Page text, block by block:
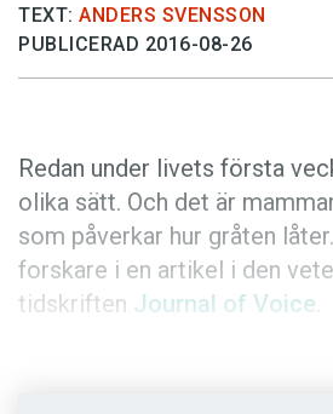
Prenumerera
Läs Språktidningen digitalt
TEXT: ANDERS SVENSSON
PUBLICERAD 2016-08-26
Redan under livets första
olika sätt. Och det är
som påverkar hur gråten
forskare i en artikel i den
tidskriften Journal of Voice